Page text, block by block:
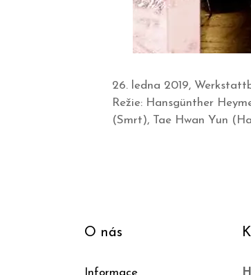
26. ledna 2019,
Režie: Hansgünther
(Smrt), Tae Hwan Yun
O nás
Informace